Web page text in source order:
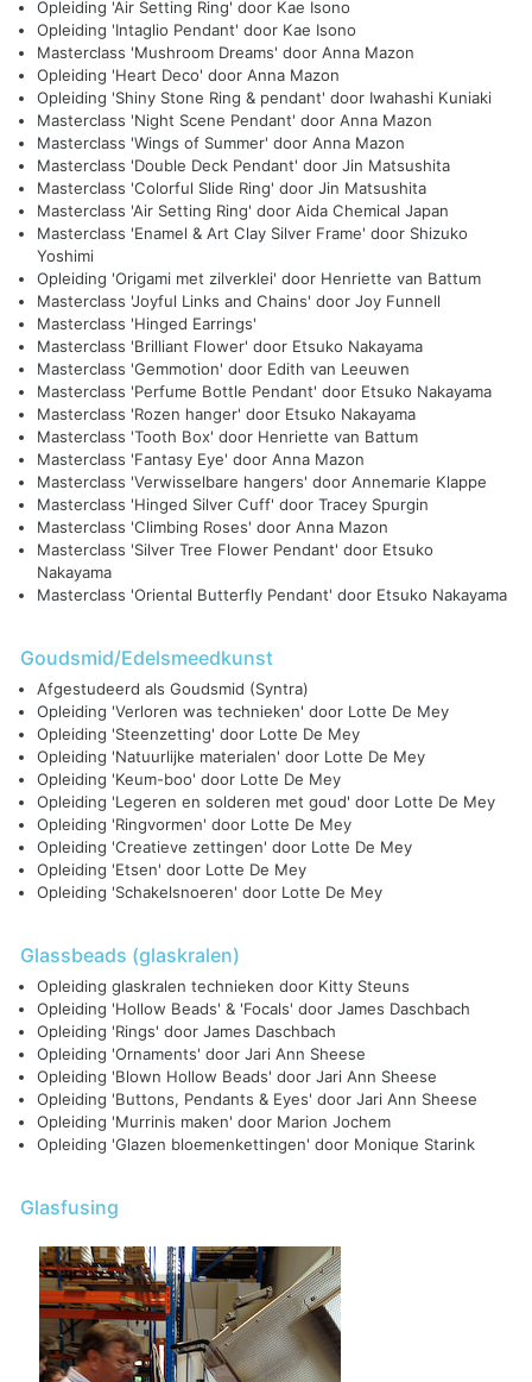
Opleiding 'Air Setting Ring' door Kae Isono
Opleiding 'Intaglio Pendant' door Kae Isono
Masterclass 'Mushroom Dreams' door Anna Mazon
Opleiding 'Heart Deco' door Anna Mazon
Opleiding 'Shiny Stone Ring & pendant' door Iwahashi Kuniaki
Masterclass 'Night Scene Pendant' door Anna Mazon
Masterclass 'Wings of Summer' door Anna Mazon
Masterclass 'Double Deck Pendant' door Jin Matsushita
Masterclass 'Colorful Slide Ring' door Jin Matsushita
Masterclass 'Air Setting Ring' door Aida Chemical Japan
Masterclass 'Enamel & Art Clay Silver Frame' door Shizuko
Yoshimi
Opleiding 'Origami met zilverklei' door Henriette van Battum
Masterclass 'Joyful Links and Chains' door Joy Funnell
Masterclass 'Hinged Earrings'
Masterclass 'Brilliant Flower' door Etsuko Nakayama
Masterclass 'Gemmotion' door Edith van Leeuwen
Masterclass 'Perfume Bottle Pendant' door Etsuko Nakayama
Masterclass 'Rozen hanger' door Etsuko Nakayama
Masterclass 'Tooth Box' door Henriette van Battum
Masterclass 'Fantasy Eye' door Anna Mazon
Masterclass 'Verwisselbare hangers' door Annemarie Klappe
Masterclass 'Hinged Silver Cuff' door Tracey Spurgin
Masterclass 'Climbing Roses' door Anna Mazon
Masterclass 'Silver Tree Flower Pendant' door Etsuko
Nakayama
Masterclass 'Oriental Butterfly Pendant' door Etsuko Nakayama
Goudsmid/Edelsmeedkunst
Afgestudeerd als Goudsmid (Syntra)
Opleiding 'Verloren was technieken' door Lotte De Mey
Opleiding 'Steenzetting' door Lotte De Mey
Opleiding 'Natuurlijke materialen' door Lotte De Mey
Opleiding 'Keum-boo' door Lotte De Mey
Opleiding 'Legeren en solderen met goud' door Lotte De Mey
Opleiding 'Ringvormen' door Lotte De Mey
Opleiding 'Creatieve zettingen' door Lotte De Mey
Opleiding 'Etsen' door Lotte De Mey
Opleiding 'Schakelsnoeren' door Lotte De Mey
Glassbeads (glaskralen)
Opleiding glaskralen technieken door Kitty Steuns
Opleiding 'Hollow Beads' & 'Focals' door James Daschbach
Opleiding 'Rings' door James Daschbach
Opleiding 'Ornaments' door Jari Ann Sheese
Opleiding 'Blown Hollow Beads' door Jari Ann Sheese
Opleiding 'Buttons, Pendants & Eyes' door Jari Ann Sheese
Opleiding 'Murrinis maken' door Marion Jochem
Opleiding 'Glazen bloemenkettingen' door Monique Starink
Glasfusing